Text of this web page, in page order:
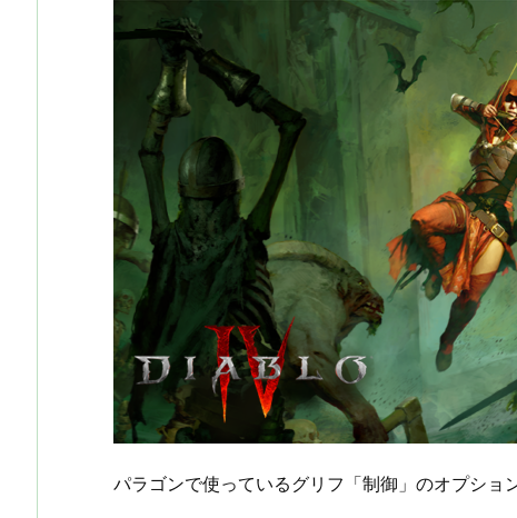
パラゴンで使っているグリフ「制御」のオプショ